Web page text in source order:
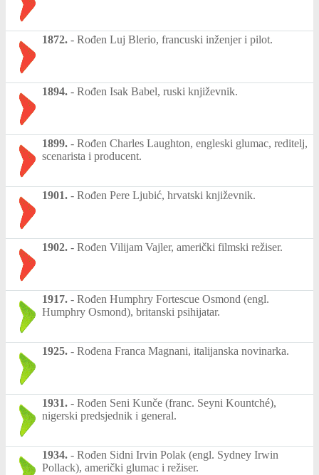
1872. - Rođen Luj Blerio, francuski inženjer i pilot.
1894. - Rođen Isak Babel, ruski književnik.
1899. - Rođen Charles Laughton, engleski glumac, reditelj,
scenarista i producent.
1901. - Rođen Pere Ljubić, hrvatski književnik.
1902. - Rođen Vilijam Vajler, američki filmski režiser.
1917. - Rođen Humphry Fortescue Osmond (engl.
Humphry Osmond), britanski psihijatar.
1925. - Rođena Franca Magnani, italijanska novinarka.
1931. - Rođen Seni Kunče (franc. Seyni Kountché),
nigerski predsjednik i general.
1934. - Rođen Sidni Irvin Polak (engl. Sydney Irwin
Pollack), američki glumac i režiser.